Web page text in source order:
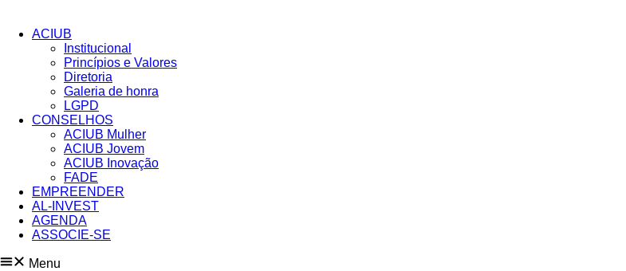
conteúdo
ACIUB
Institucional
Princípios e Valores​
Diretoria
Galeria de honra
LGPD
CONSELHOS
ACIUB Mulher
ACIUB Jovem
ACIUB Inovação
FADE
EMPREENDER
AL-INVEST
AGENDA
ASSOCIE-SE
Menu